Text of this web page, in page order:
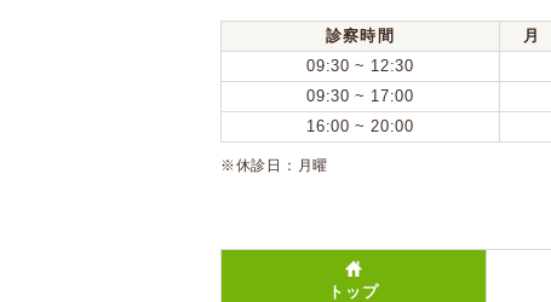
診察時間 月
09:30 ~ 12:30
09:30 ~ 17:00
16:00 ~ 20:00
※休診日：月曜
トップ